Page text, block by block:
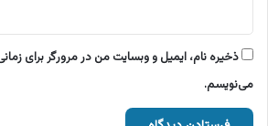
ذخیره نام، ایمیل و وبسایت من در مرورگر برای
می‌نویسم.